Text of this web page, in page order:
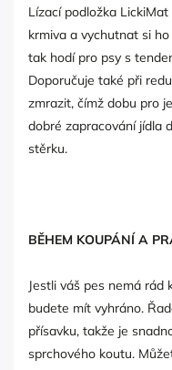
Lízací podložka
krmiva a vychutnat si
tak hodí pro psy s
Doporučuje také při
zmrazit, čímž dobu pro
dobré zapracování jídla
stěrku.
BĚHEM KOUPÁNÍ A
Jestli váš pes nemá rád
budete mít vyhráno.
přísavku, takže je
sprchového koutu.